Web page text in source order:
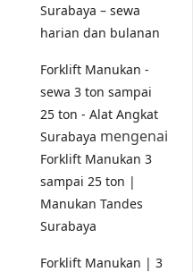
Surabaya – sewa
harian dan bulanan
Forklift Manukan -
sewa 3 ton sampai
25 ton - Alat Angkat
Surabaya mengenai
Forklift Manukan 3
sampai 25 ton |
Manukan Tandes
Surabaya
Forklift Manukan | 3